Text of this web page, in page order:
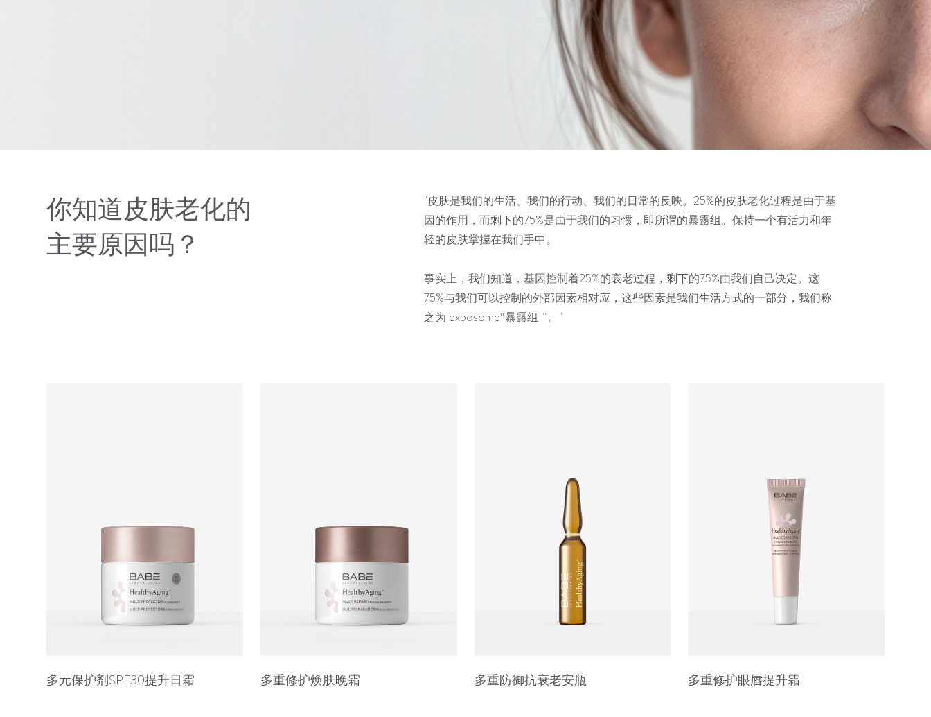
你知道皮肤老化的
主要原因吗？
"皮肤是我们的生活、我们的行动、我们的日常的反映。25%的皮肤老化过程是由于基
因的作用，而剩下的75%是由于我们的习惯，即所谓的暴露组。保持一个有活力和年
轻的皮肤掌握在我们手中。
事实上，我们知道，基因控制着25%的衰老过程，剩下的75%由我们自己决定。这
75%与我们可以控制的外部因素相对应，这些因素是我们生活方式的一部分，我们称
之为 exposome“暴露组 ""。"
多元保护剂SPF30提升日霜 多重修护焕肤晚霜 多重防御抗衰老安瓶 多重修护眼唇提升霜